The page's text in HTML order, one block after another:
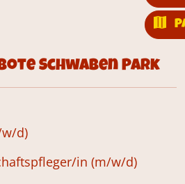
Schwaben Park
d)
in (m/w/d)